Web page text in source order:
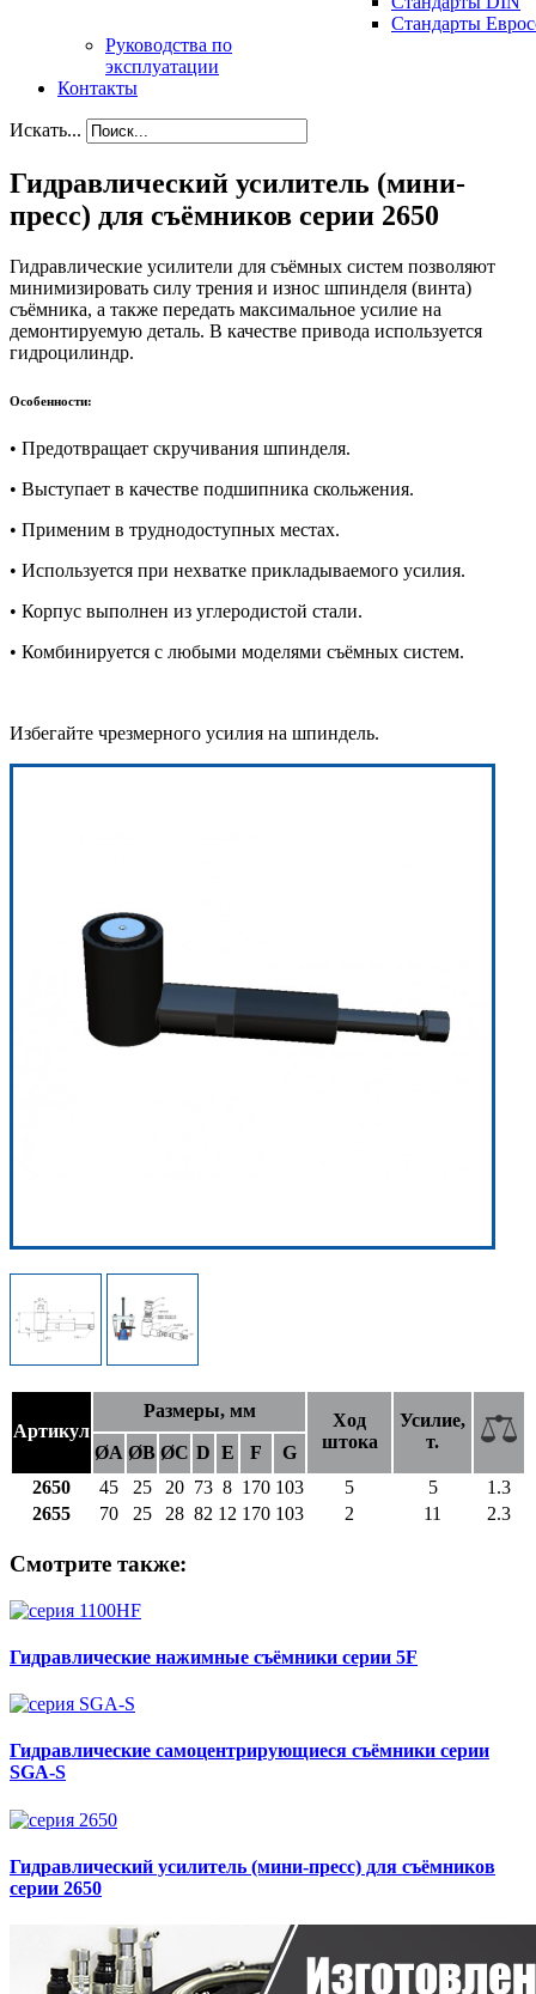
Стандарты
Руководства по
эксплуатации
Контакты
Искать...
Гидравлический усилитель (мини-
пресс) для съёмников серии 2650
Гидравлические усилители для съёмных систем позволяют
минимизировать силу трения и износ шпинделя (винта)
съёмника, а также передать максимальное усилие на
демонтируемую деталь. В качестве привода используется
гидроцилиндр.
Особенности:
• Предотвращает скручивания шпинделя.
• Выступает в качестве подшипника скольжения.
• Применим в труднодоступных местах.
• Используется при нехватке прикладываемого усилия.
• Корпус выполнен из углеродистой стали.
• Комбинируется с любыми моделями съёмных систем.
Избегайте чрезмерного усилия на шпиндель.
Артикул
Размеры, мм
Ход
штока
Усилие,
т.
ØA ØB ØC D E F
G
2650
45 25 20 73 8 170 103 5 5
1.3
2655
70 25 28 82 12 170 103 2 11 2.3
Смотрите также:
Гидравлические нажимные съёмники серии 5F
Гидравлические самоцентрирующиеся съёмники серии
SGA-S
Гидравлический усилитель (мини-пресс) для съёмников
серии 2650